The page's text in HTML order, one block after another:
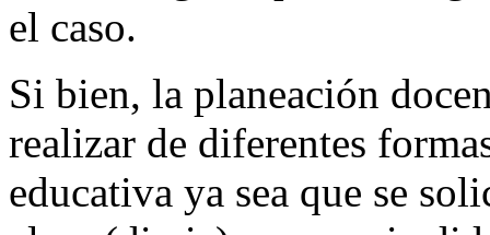
el caso.
Si bien, la planeación
realizar de diferentes
educativa ya sea que se